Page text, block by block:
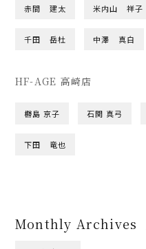
赤間 建太 米内山 祥子
千田 岳杜 中澤 真白
HF-AGE 高崎店
橳島 京子 石関 真弓
下田 竜也
Monthly Archives